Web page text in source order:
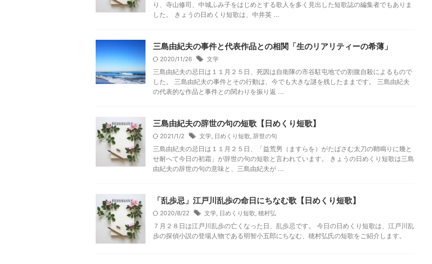
り、寺山修司、中城ふみ子をはじめとする歌人を多く見出した短歌誌の編集者でもありま
した。 きょうの日めくり短歌は、中井英 ...
三島由紀夫の事件と代表作品との相関「生のリアリティーの希薄」
2020/11/26 文学
三島由紀夫の忌日は１１月２５日、死因は自衛隊の市谷駐屯地での割腹自殺によるもので
した。 三島由紀夫の事件とその行動は、今でも大きな謎を残したままです。 三島由紀夫
の代表的な作品と事件との関わりを振り返 ...
三島由紀夫の辞世の句の短歌【日めくり短歌】
2021/1/2 文学, 日めくり短歌, 辞世の句
三島由紀夫の忌日は１１月２５日、「益荒男（ますらを）がたばさむ太刀の鞘鳴りに幾と
せ耐へて今日の初霜」が辞世の句の短歌と言われています。 きょうの日めくり短歌は三島
由紀夫の辞世の句の意味と、三島由紀夫が ...
「乱歩忌」江戸川乱歩の命日にちなむ歌【日めくり短歌】
2020/8/22 文学, 日めくり短歌, 穂村弘
７月２８日は江戸川乱歩の亡くなった日、乱歩忌です。 今日の日めくり短歌は、江戸川乱
歩の探偵小説の登場人物である明智小五郎にちなむ、穂村弘氏の短歌をご紹介します。